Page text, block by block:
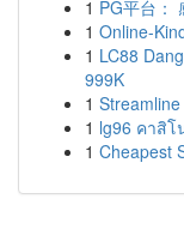
1 PG平台：
1 Online-
1 LC88
999K
1
1 lg96 คาสิ
1 Cheapest